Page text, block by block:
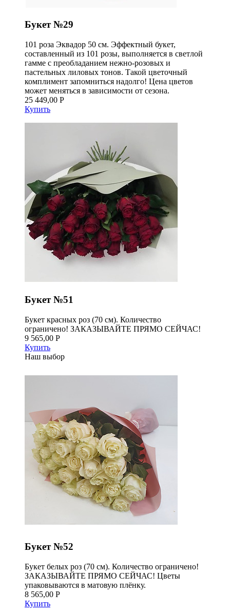
Букет №29
101 роза Эквадор 50 см. Эффектный букет,
составленный из 101 розы, выполняется в светлой
гамме с преобладанием нежно-розовых и
пастельных лиловых тонов. Такой цветочный
комплимент запомниться надолго! Цена цветов
может меняться в зависимости от сезона.
25 449,00 Р
Купить
Букет №51
Букет красных роз (70 см). Количество
ограничено! ЗАКАЗЫВАЙТЕ ПРЯМО СЕЙЧАС!
9 565,00 Р
Купить
Наш выбор
Букет №52
Букет белых роз (70 см). Количество ограничено!
ЗАКАЗЫВАЙТЕ ПРЯМО СЕЙЧАС! Цветы
упаковываются в матовую плёнку.
8 565,00 Р
Купить